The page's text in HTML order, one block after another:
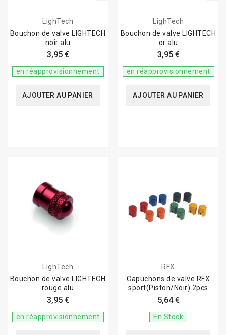
LighTech
Bouchon de valve LIGHTECH
noir alu
3,95 €
en réapprovisionnement
AJOUTER AU PANIER
LighTech
Bouchon de valve LIGHTECH
or alu
3,95 €
en réapprovisionnement
AJOUTER AU PANIER
LighTech
Bouchon de valve LIGHTECH
rouge alu
3,95 €
en réapprovisionnement
RFX
Capuchons de valve RFX
sport(Piston/Noir) 2pcs
5,64 €
En Stock